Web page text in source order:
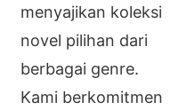
menyajikan koleksi
novel pilihan dari
berbagai genre.
Kami berkomitmen